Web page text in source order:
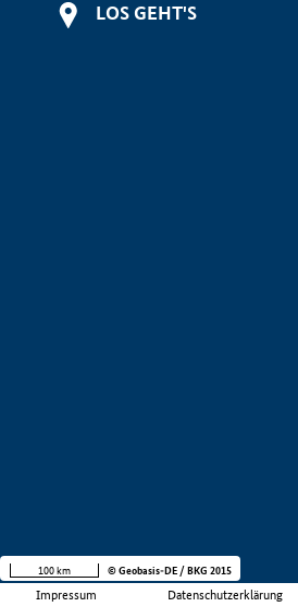
LOS GEHT'S
Impressum Datenschutzerklärung
100 km © Geobasis-DE / BKG 2015